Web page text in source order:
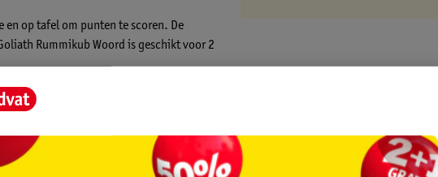
en op tafel om punten te scoren. De
Rummikub Woord is geschikt voor 2